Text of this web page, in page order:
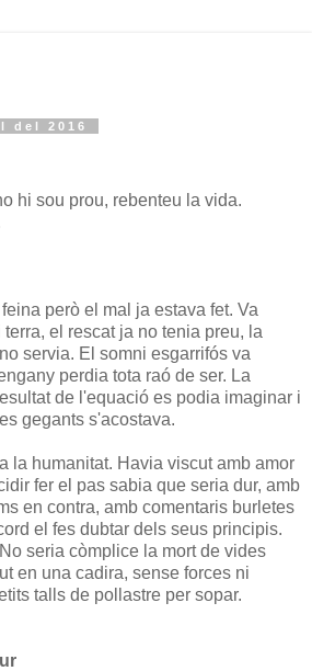
del 2016
hi sou prou, rebenteu la vida.
però el mal ja estava fet. Va
el rescat ja no tenia preu, la
servia. El somni esgarrifós va
perdia tota raó de ser. La
de l'equació es podia imaginar i
gegants s'acostava.
la humanitat. Havia viscut amb amor
fer el pas sabia que seria dur, amb
en contra, amb comentaris burletes
el fes dubtar dels seus principis.
seria còmplice la mort de vides
en una cadira, sense forces ni
talls de pollastre per sopar.